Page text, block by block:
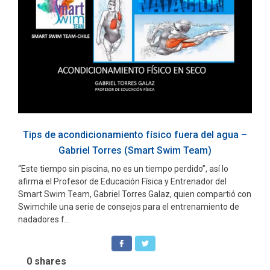
Tips de acondicionamiento físico fuera del agua –
Gabriel Torres (Smart Swim Team)
“Este tiempo sin piscina, no es un tiempo perdido”, así lo
afirma el Profesor de Educación Física y Entrenador del
Smart Swim Team, Gabriel Torres Galaz, quien compartió con
Swimchile una serie de consejos para el entrenamiento de
nadadores f...
0 shares